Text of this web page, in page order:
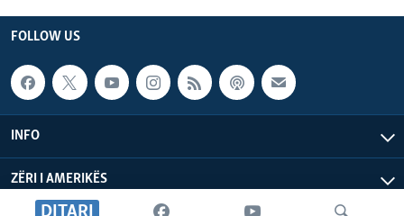
DITARI
FOLLOW US
INFO
ZËRI I AMERIKËS